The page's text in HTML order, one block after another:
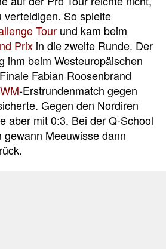
verteidigen. So spielte
Tour und kam beim
Prix in die zweite Runde. Der
ihm beim Westeuropäischen
Fabian Roosenbrand
WM-Erstrundenmatch gegen
Gegen den Nordiren
aber mit 0:3. Bei der Q-School
Meeuwisse dann